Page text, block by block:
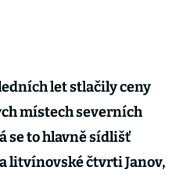
let stlačily ceny
místech severních
se to hlavně sídlišť
litvínovské čtvrti Janov,